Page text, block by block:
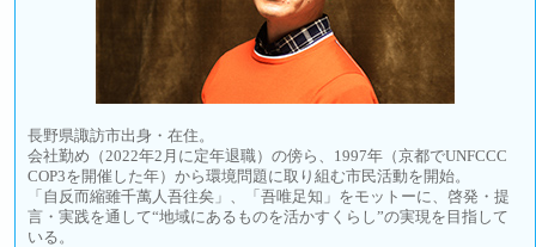
長野県諏訪市出身・在住。
会社勤め（2022年2月に定年退職）の傍ら、1997年（京都でUNFCCC
COP3を開催した年）から環境問題に取り組む市民活動を開始。
「自反而縮雖千萬人吾往矣」、「吾唯足知」をモットーに、啓発・提
言・実践を通して“地域にあるものを活かすくらし”の実現を目指して
いる。